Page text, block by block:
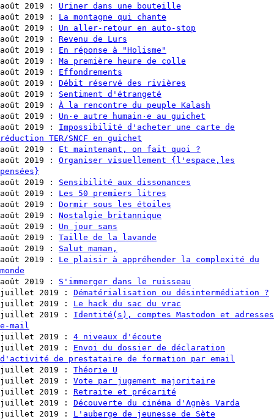
août 2019
:
Uriner dans une bouteille
août 2019
:
La montagne qui chante
août 2019
:
Un aller-retour en auto-stop
août 2019
:
Revenu de Lurs
août 2019
:
En réponse à "Holisme"
août 2019
:
Ma première heure de colle
août 2019
:
Effondrements
août 2019
:
Débit réservé des rivières
août 2019
:
Sentiment d'étrangeté
août 2019
:
À la rencontre du peuple Kalash
août 2019
:
Un·e autre humain·e au guichet
août 2019
:
Impossibilité d'acheter une carte de
réduction TER/SNCF en guichet
août 2019
:
Et maintenant, on fait quoi ?
août 2019
:
Organiser visuellement {l'espace,les
pensées}
août 2019
:
Sensibilité aux dissonances
août 2019
:
Les 50 premiers litres
août 2019
:
Dormir sous les étoiles
août 2019
:
Nostalgie britannique
août 2019
:
Un jour sans
août 2019
:
Taille de la lavande
août 2019
:
Salut maman,
août 2019
:
Le plaisir à appréhender la complexité du
monde
août 2019
:
S'immerger dans le ruisseau
juillet 2019
:
Dématérialisation ou désintermédiation ?
juillet 2019
:
Le hack du sac du vrac
juillet 2019
:
Identité(s), comptes Mastodon et adresses
e-mail
juillet 2019
:
4 niveaux d'écoute
juillet 2019
:
Envoi du dossier de déclaration
d'activité de prestataire de formation par email
juillet 2019
:
Théorie U
juillet 2019
:
Vote par jugement majoritaire
juillet 2019
:
Retraite et précarité
juillet 2019
:
Découverte du cinéma d'Agnès Varda
juillet 2019
:
L'auberge de jeunesse de Sète